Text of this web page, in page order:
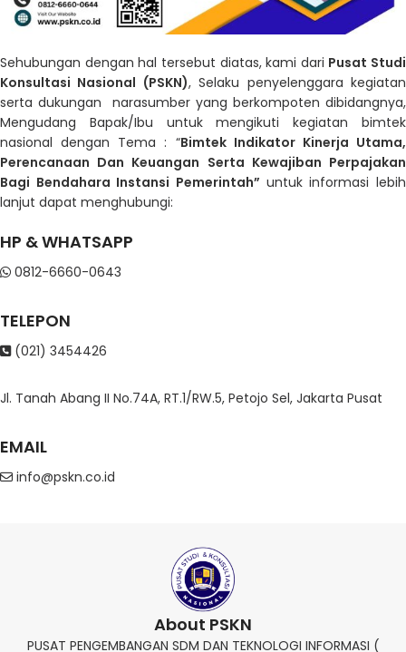
Sehubungan dengan hal tersebut diatas, kami dari Pusat Studi
Konsultasi Nasional (PSKN), Selaku penyelenggara kegiatan
serta dukungan narasumber yang berkompoten dibidangnya,
Mengudang Bapak/Ibu untuk mengikuti kegiatan bimtek
nasional dengan Tema : “Bimtek Indikator Kinerja Utama,
Perencanaan Dan Keuangan Serta Kewajiban Perpajakan
Bagi Bendahara Instansi Pemerintah” untuk informasi lebih
lanjut dapat menghubungi:
HP & WHATSAPP
0812-6660-0643
TELEPON
(021) 3454426
Jl. Tanah Abang II No.74A, RT.1/RW.5, Petojo Sel, Jakarta Pusat
EMAIL
info@pskn.co.id
About PSKN
PUSAT PENGEMBANGAN SDM DAN TEKNOLOGI INFORMASI (